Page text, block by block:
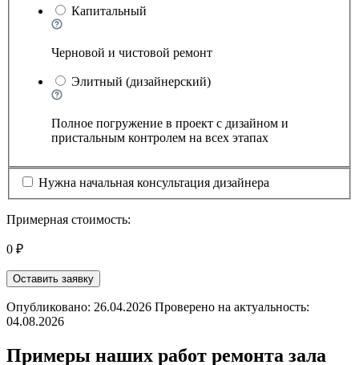
Капитальный
Черновой и чистовой ремонт
Элитный (дизайнерский)
Полное погружение в проект с дизайном и
пристальным контролем на всех этапах
Нужна начальная консультация дизайнера
Примерная стоимость:
0 ₽
Оставить заявку
Опубликовано: 26.04.2026 Проверено на актуальность:
04.08.2026
Примеры наших работ ремонта зала